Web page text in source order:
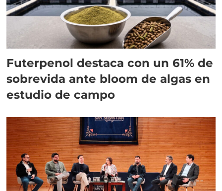
Futerpenol destaca con un 61% de
sobrevida ante bloom de algas en
estudio de campo